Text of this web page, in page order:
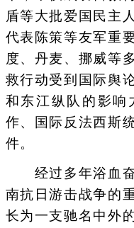
盾等大批爱国民主
代表陈策等友军重
度、丹麦、挪威等
救行动受到国际舆
和东江纵队的影响
作、国际反法西斯
件。
经过多年浴血奋
南抗日游击战争的
长为一支驰名中外